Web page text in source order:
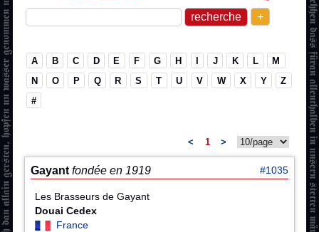
+
A B C D E F G H I J K L
M
N
O P Q R S T U V W X Y
Z
#
< 1 >
Gayant fondée en 1919 #1035
Les Brasseurs de Gayant
Douai Cedex
France